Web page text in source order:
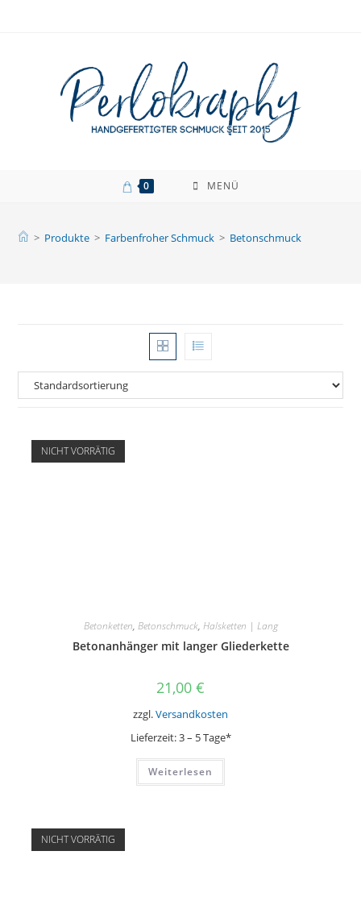
0 MENÜ
> Produkte > Farbenfroher Schmuck > Betonschmuck
NICHT VORRÄTIG
Betonketten, Betonschmuck, Halsketten | Lang
Betonanhänger mit langer Gliederkette
21,00 €
zzgl.Versandkosten
Lieferzeit:3 – 5 Tage*
Weiterlesen
NICHT VORRÄTIG